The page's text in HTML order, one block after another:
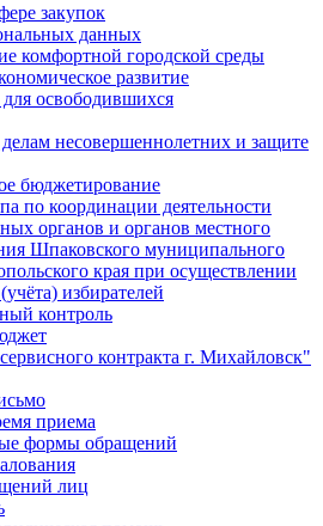
закупок
данных
комфортной городской среды
развитие
освободившихся
несовершеннолетних и защите
бюджетирование
по координации деятельности
органов и органов местного
Шпаковского муниципального
края при осуществлении
избирателей
контроль
контракта г. Михайловск"
приема
формы обращений
лиц